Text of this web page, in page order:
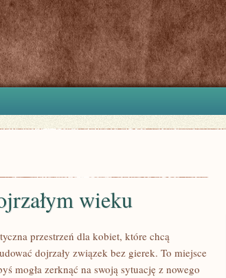
wieku
przestrzeń dla kobiet, które chcą
dojrzały związek bez gierek. To miejsce
mogła zerknąć na swoją sytuację z nowego